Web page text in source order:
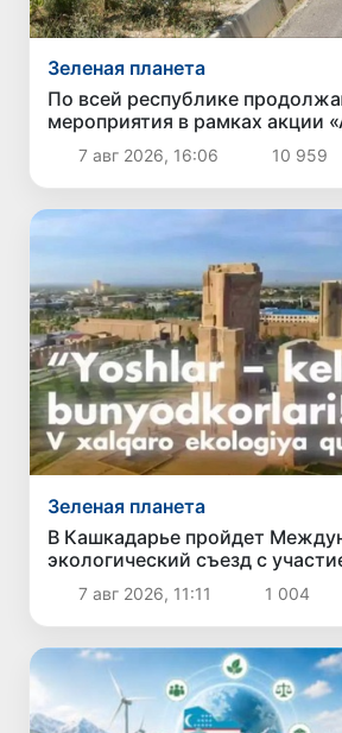
Зеленая планета
По всей республике
мероприятия в рамках акции
дней»7 авг 2026, 16:06 10 959
Зеленая планета
В Кашкадарье пройдет
экологический съезд с
из девяти стран
7 авг 2026, 11:11 1 004